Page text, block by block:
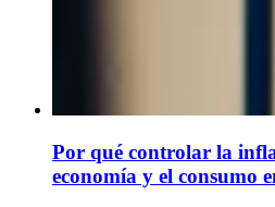
Por qué controlar la
economía y el consumo